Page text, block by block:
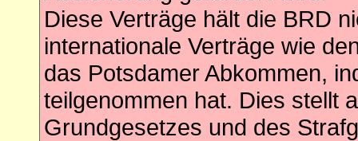
Diese Verträge hält die BRD
internationale Verträge wie
das Potsdamer Abkommen,
teilgenommen hat. Dies stellt
Grundgesetzes und des